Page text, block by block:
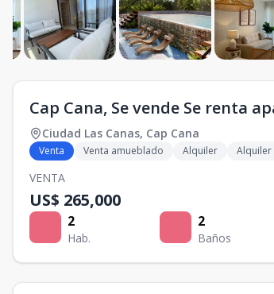
Cap Cana, Se vende Se renta
Ciudad Las Canas, Cap Cana
Venta Venta amueblado Alquiler
VENTA
US$ 265,000
2
Hab.
2
Baños